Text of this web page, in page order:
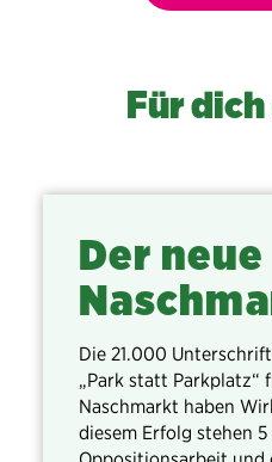
Für
Der neue
Die 21.000
„Park statt Parkplatz“
Naschmarkt haben
diesem Erfolg stehen